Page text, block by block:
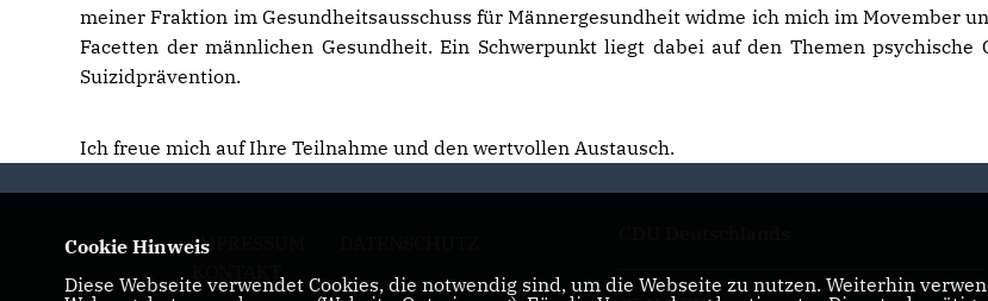
meiner Fraktion im Gesundheitsausschuss für Männergesundheit widme ich mich im Movember
Facetten der männlichen Gesundheit. Ein Schwerpunkt liegt dabei auf den Themen psychische
Suizidprävention.
Ich freue mich auf Ihre Teilnahme und den wertvollen Austausch.
IMPRESSUM
KONTAKT
Cookie Hinweis
Diese Webseite verwendet Cookies, die notwendig sind, um die Webseite zu nutzen. Weiterhin